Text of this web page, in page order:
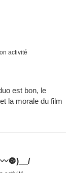
activité
est bon, le
la morale du film
️🔘)__/